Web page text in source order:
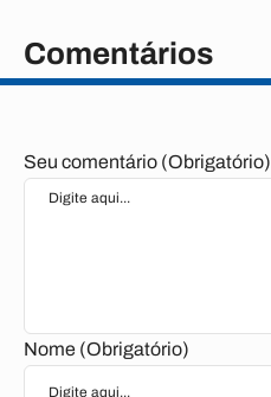
Comentários
Seu comentário (Obrigatório)
Nome (Obrigatório)